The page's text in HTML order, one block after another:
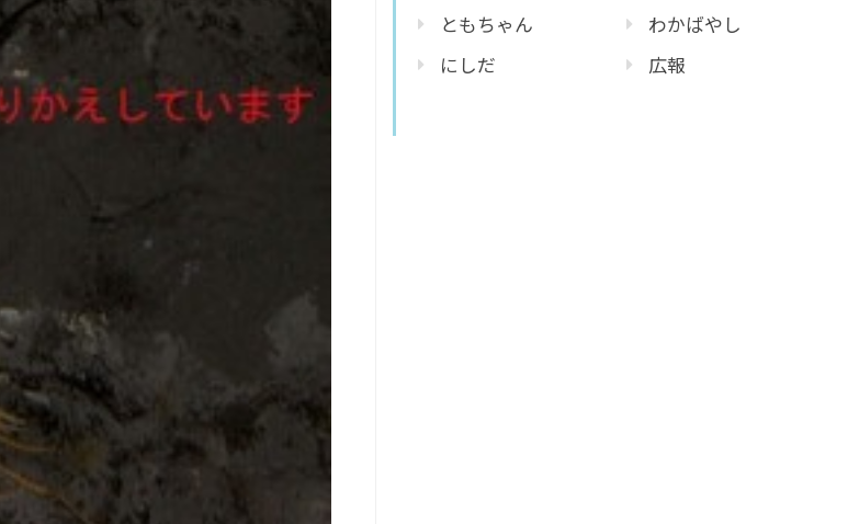
ともちゃん
にしだ
わかばやし
広報